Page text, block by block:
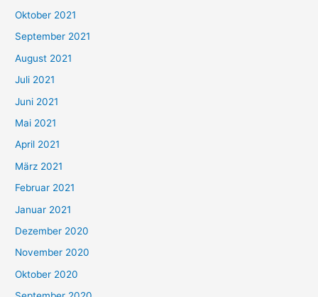
n
n
a
c
h
:
Oktober 2021
September 2021
August 2021
Juli 2021
Juni 2021
Mai 2021
April 2021
März 2021
Februar 2021
Januar 2021
Dezember 2020
November 2020
Oktober 2020